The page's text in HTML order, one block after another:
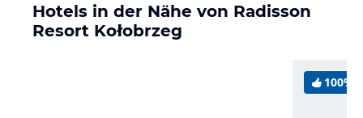
Hotels in der Nähe von Radisson
Resort Kołobrzeg
100%